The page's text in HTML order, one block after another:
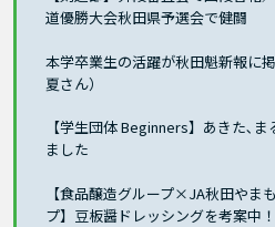
道優勝大会秋田県予選会で健闘
本学卒業生の活躍が秋田魁新報に
夏さん）
【学生団体 Beginners】あきた､
ました
【食品醸造グループ×JA秋田やま
プ】豆板醤ドレッシングを考案中！